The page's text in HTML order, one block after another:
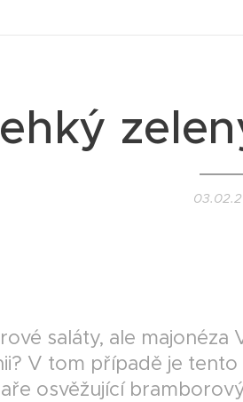
saláty, ale majonéza
V tom případě je
osvěžující